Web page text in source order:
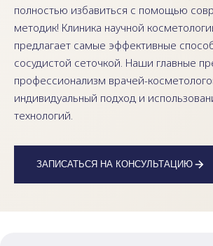
полностью избавиться с помощью
методик! Клиника научной
предлагает самые эффективные
сосудистой сеточкой. Наши главные
профессионализм врачей-
индивидуальный подход и
технологий.
ЗАПИСАТЬСЯ НА КОНСУЛЬТАЦИЮ